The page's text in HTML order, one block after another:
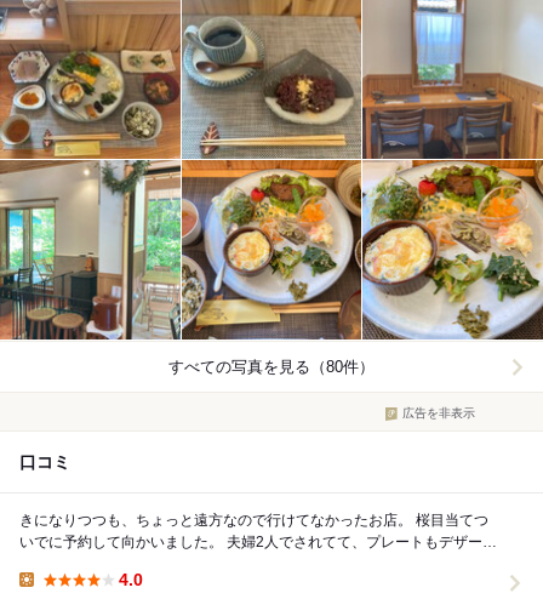
すべての写真を見る（80件）
広告を非表示
口コミ
きになりつつも、ちょっと遠方なので行けてなかったお店。 桜目当てつ
いでに予約して向かいました。 夫婦2人でされてて、プレートもデザート
4.0